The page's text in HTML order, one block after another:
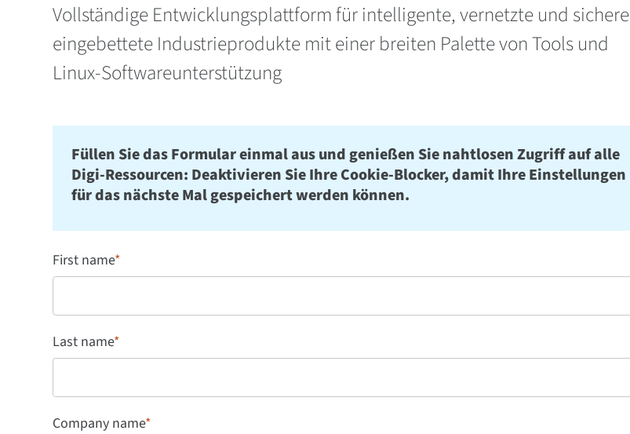
Vollständige Entwicklungsplattform für intelligente, vernetzte und sichere
eingebettete Industrieprodukte mit einer breiten Palette von Tools und
Linux-Softwareunterstützung
Füllen Sie das Formular einmal aus und genießen Sie nahtlosen Zugriff auf alle
Digi-Ressourcen: Deaktivieren Sie Ihre Cookie-Blocker, damit Ihre Einstellungen
für das nächste Mal gespeichert werden können.
First name*
Last name*
Company name*